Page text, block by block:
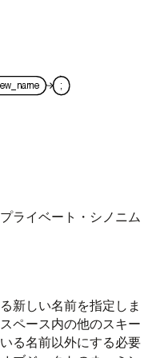
ライベート・シノニム
新しい名前を指定しま
ペース内の他のスキー
る名前以外にする必要